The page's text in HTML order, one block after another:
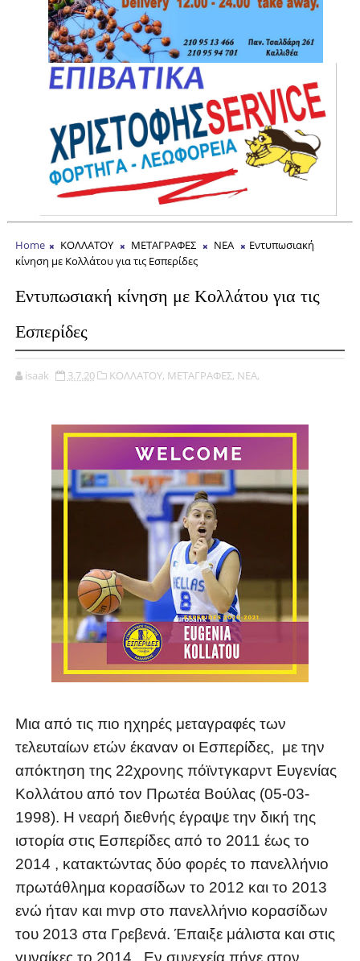
Home ΚΟΛΛΑΤΟΥ ΜΕΤΑΓΡΑΦΕΣ ΝΕΑ
Εντυπωσιακή
κίνηση με Κολλάτου για τις Εσπερίδες
Εντυπωσιακή κίνηση με Κολλάτου για τις
Εσπερίδες
isaak 3.7.20 ΚΟΛΛΑΤΟΥ, ΜΕΤΑΓΡΑΦΕΣ, ΝΕΑ,
Μια από τις πιο ηχηρές μεταγραφές των
τελευταίων ετών έκαναν οι Εσπερίδες, με την
απόκτηση της 22χρονης πόϊντγκαρντ Ευγενίας
Κολλάτου από τον Πρωτέα Βούλας (05-03-
1998). Η νεαρή διεθνής έγραψε την δική της
ιστορία στις Εσπερίδες από το 2011 έως το
2014 , κατακτώντας δύο φορές το πανελλήνιο
πρωτάθλημα κορασίδων το 2012 και το 2013
ενώ ήταν και mvp στο πανελλήνιο κορασίδων
του 2013 στα Γρεβενά. Έπαιξε μάλιστα και στις
γυναίκες το 2014 . Εν συνεχεία πήγε στον